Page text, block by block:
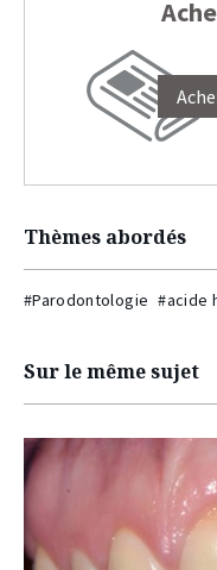
Thèmes abordés
#Parodontologie #acide
Sur le même sujet